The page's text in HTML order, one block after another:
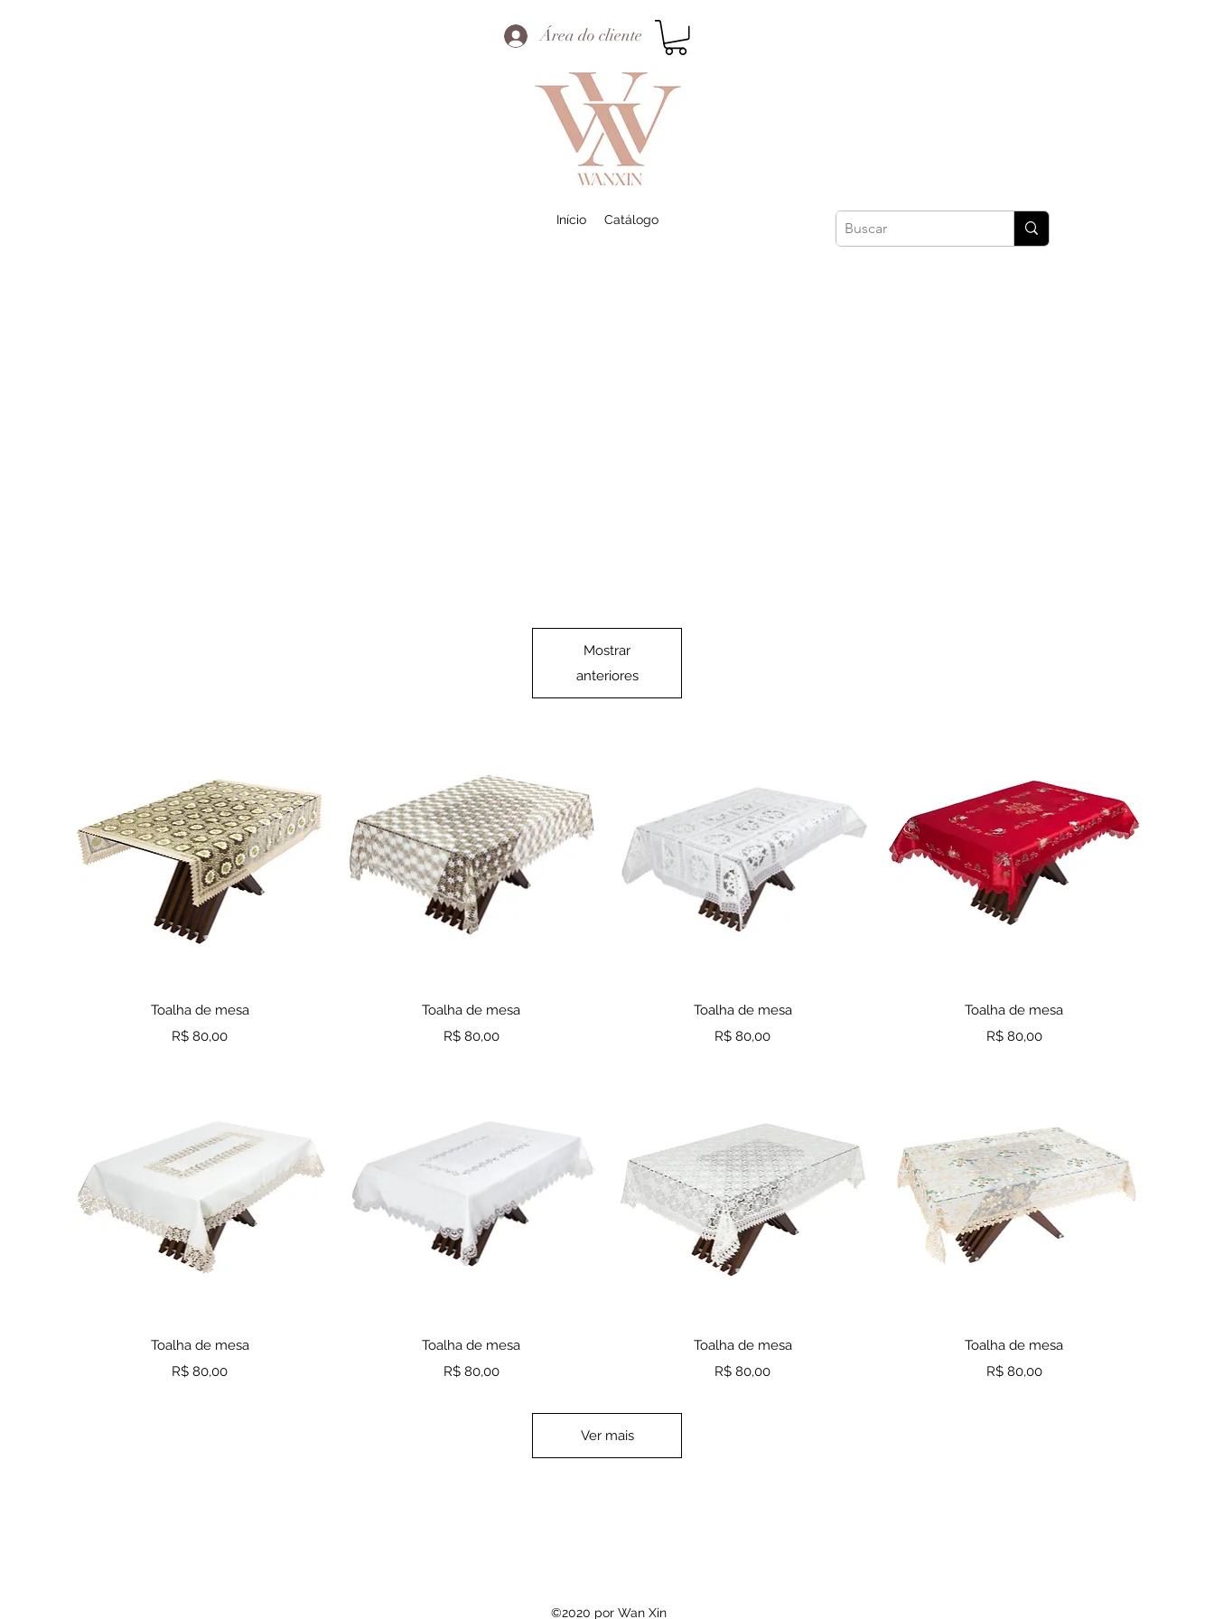
Área do cliente
Início Catálogo
Mostrar
anteriores
Visualização rápida
Toalha de mesa
Preço
R$ 80,00
Visualização rápida
Toalha de mesa
Preço
R$ 80,00
Visualização rápida
Toalha de mesa
Preço
R$ 80,00
Visualização rápida
Toalha de mesa
Preço
R$ 80,00
Visualização rápida
Toalha de mesa
Preço
R$ 80,00
Visualização rápida
Toalha de mesa
Preço
R$ 80,00
Visualização rápida
Toalha de mesa
Preço
R$ 80,00
Visualização rápida
Toalha de mesa
Preço
R$ 80,00
Ver mais
©2020 por Wan Xin